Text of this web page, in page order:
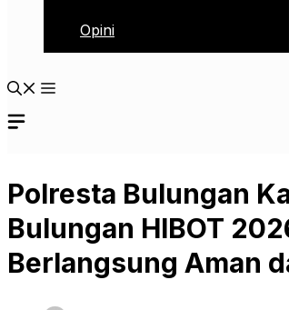
Opini
Polresta Bulungan
Bulungan HIBOT
Berlangsung Aman